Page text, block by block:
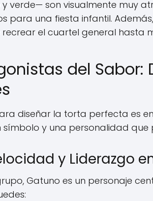
verde— son visualmente muy
para una fiesta infantil.
el cuartel general hasta
del Sabor:
diseñar la torta perfecta es
símbolo y una personalidad
y Liderazgo
Gatuno es un personaje